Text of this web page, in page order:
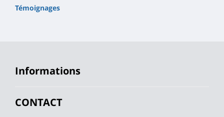
Témoignages
Informations
CONTACT